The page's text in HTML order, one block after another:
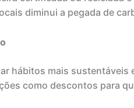
diminui a pegada de
hábitos mais
como descontos para